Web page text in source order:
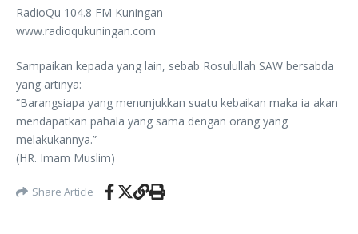
RadioQu 104.8 FM Kuningan
www.radioqukuningan.com
Sampaikan kepada yang lain, sebab Rosulullah SAW bersabda
yang artinya:
“Barangsiapa yang menunjukkan suatu kebaikan maka ia akan
mendapatkan pahala yang sama dengan orang yang
melakukannya.”
(HR. Imam Muslim)
Share Article